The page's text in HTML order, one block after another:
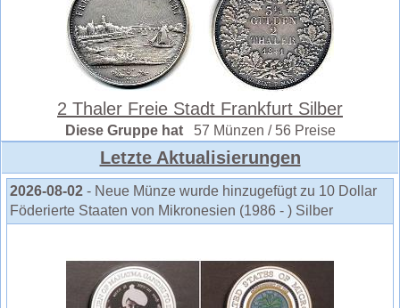
2 Thaler Freie Stadt Frankfurt Silber
Diese Gruppe hat 57 Münzen / 56 Preise
Letzte Aktualisierungen
2026-08-02 - Neue Münze wurde hinzugefügt zu 10 Dollar
Föderierte Staaten von Mikronesien (1986 - ) Silber